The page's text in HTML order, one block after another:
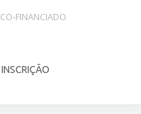
CO-FINANCIADO
INSCRIÇÃO